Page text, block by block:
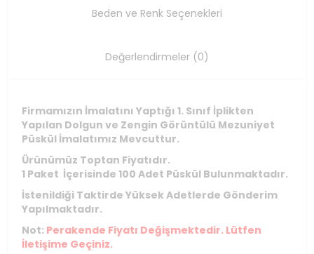
Beden ve Renk Seçenekleri
Değerlendirmeler (0)
Firmamızın İmalatını Yaptığı 1. Sınıf İplikten
Yapılan Dolgun ve Zengin Görüntülü Mezuniyet
Püskül İmalatımız Mevcuttur.
Ürünümüz Toptan Fiyatıdır.
1 Paket İçerisinde 100 Adet Püskül Bulunmaktadır.
İstenildiği Taktirde Yüksek Adetlerde Gönderim
Yapılmaktadır.
Not: Perakende Fiyatı Değişmektedir. Lütfen
İletişime Geçiniz.